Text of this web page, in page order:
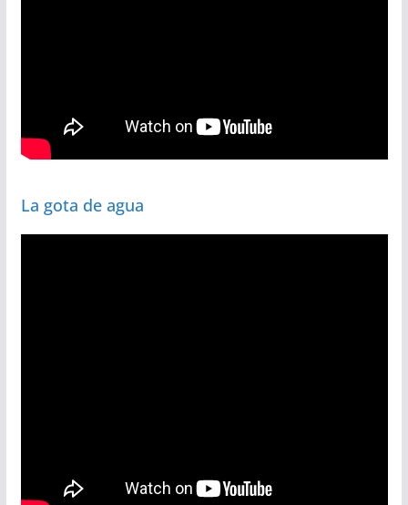
La gota de agua